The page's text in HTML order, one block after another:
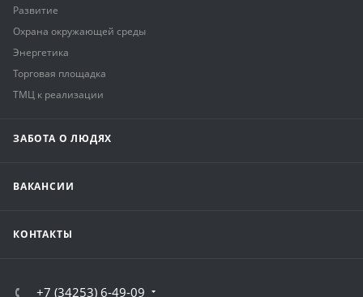
Развитие
Охрана окружающей среды
Энергетика
Торговая площадка
ТМЦ к реализации
ЗАБОТА О ЛЮДЯХ
ВАКАНСИИ
КОНТАКТЫ
+7 (34253) 6-49-09